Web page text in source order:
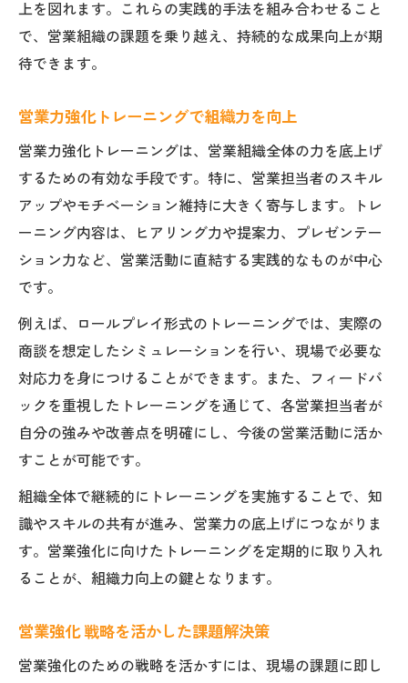
上を図れます。これらの実践的手法を組み合わせること
で、営業組織の課題を乗り越え、持続的な成果向上が期
待できます。
営業力強化トレーニングで組織力を向上
営業力強化トレーニングは、営業組織全体の力を底上げ
するための有効な手段です。特に、営業担当者のスキル
アップやモチベーション維持に大きく寄与します。トレ
ーニング内容は、ヒアリング力や提案力、プレゼンテー
ション力など、営業活動に直結する実践的なものが中心
です。
例えば、ロールプレイ形式のトレーニングでは、実際の
商談を想定したシミュレーションを行い、現場で必要な
対応力を身につけることができます。また、フィードバ
ックを重視したトレーニングを通じて、各営業担当者が
自分の強みや改善点を明確にし、今後の営業活動に活か
すことが可能です。
組織全体で継続的にトレーニングを実施することで、知
識やスキルの共有が進み、営業力の底上げにつながりま
す。営業強化に向けたトレーニングを定期的に取り入れ
ることが、組織力向上の鍵となります。
営業強化 戦略を活かした課題解決策
営業強化のための戦略を活かすには、現場の課題に即し